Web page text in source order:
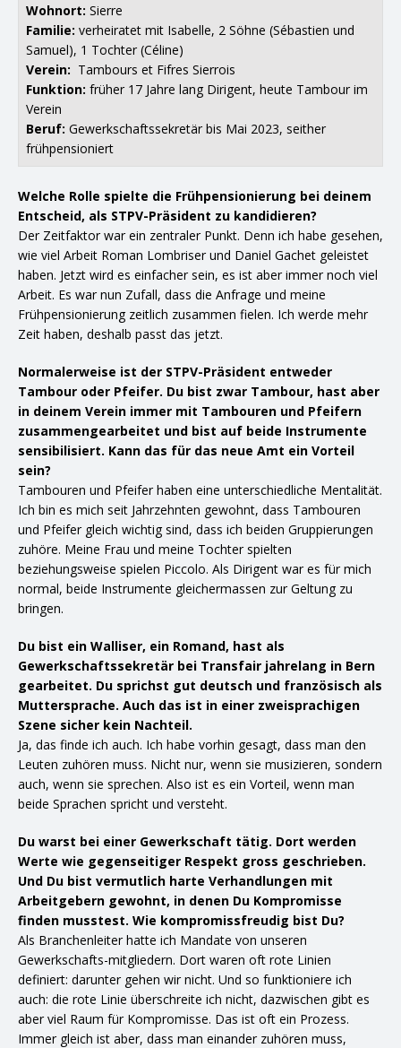
Wohnort: Sierre
Familie: verheiratet mit Isabelle, 2 Söhne (Sébastien und
Samuel), 1 Tochter (Céline)
Verein: Tambours et Fifres Sierrois
Funktion: früher 17 Jahre lang Dirigent, heute Tambour im
Verein
Beruf: Gewerkschaftssekretär bis Mai 2023, seither
frühpensioniert
Welche Rolle spielte die Frühpensionierung bei deinem
Entscheid, als STPV-Präsident zu kandidieren?
Der Zeitfaktor war ein zentraler Punkt. Denn ich habe gesehen,
wie viel Arbeit Roman Lombriser und Daniel Gachet geleistet
haben. Jetzt wird es einfacher sein, es ist aber immer noch viel
Arbeit. Es war nun Zufall, dass die Anfrage und meine
Frühpensionierung zeitlich zusammen fielen. Ich werde mehr
Zeit haben, deshalb passt das jetzt.
Normalerweise ist der STPV-Präsident entweder
Tambour oder Pfeifer. Du bist zwar Tambour, hast aber
in deinem Verein immer mit Tambouren und Pfeifern
zusammengearbeitet und bist auf beide Instrumente
sensibilisiert. Kann das für das neue Amt ein Vorteil
sein?
Tambouren und Pfeifer haben eine unterschiedliche Mentalität.
Ich bin es mich seit Jahrzehnten gewohnt, dass Tambouren
und Pfeifer gleich wichtig sind, dass ich beiden Gruppierungen
zuhöre. Meine Frau und meine Tochter spielten
beziehungsweise spielen Piccolo. Als Dirigent war es für mich
normal, beide Instrumente gleichermassen zur Geltung zu
bringen.
Du bist ein Walliser, ein Romand, hast als
Gewerkschaftssekretär bei Transfair jahrelang in Bern
gearbeitet. Du sprichst gut deutsch und französisch als
Muttersprache. Auch das ist in einer zweisprachigen
Szene sicher kein Nachteil.
Ja, das finde ich auch. Ich habe vorhin gesagt, dass man den
Leuten zuhören muss. Nicht nur, wenn sie musizieren, sondern
auch, wenn sie sprechen. Also ist es ein Vorteil, wenn man
beide Sprachen spricht und versteht.
Du warst bei einer Gewerkschaft tätig. Dort werden
Werte wie gegenseitiger Respekt gross geschrieben.
Und Du bist vermutlich harte Verhandlungen mit
Arbeitgebern gewohnt, in denen Du Kompromisse
finden musstest. Wie kompromissfreudig bist Du?
Als Branchenleiter hatte ich Mandate von unseren
Gewerkschafts-mitgliedern. Dort waren oft rote Linien
definiert: darunter gehen wir nicht. Und so funktioniere ich
auch: die rote Linie überschreite ich nicht, dazwischen gibt es
aber viel Raum für Kompromisse. Das ist oft ein Prozess.
Immer gleich ist aber, dass man einander zuhören muss,